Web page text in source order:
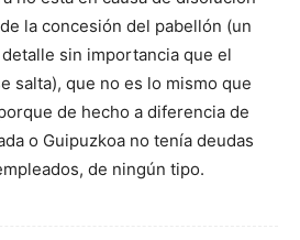
la concesión del pabellón (un
sin importancia que el
salta), que no es lo mismo que
de hecho a diferencia de
o Guipuzkoa no tenía deudas
de ningún tipo.